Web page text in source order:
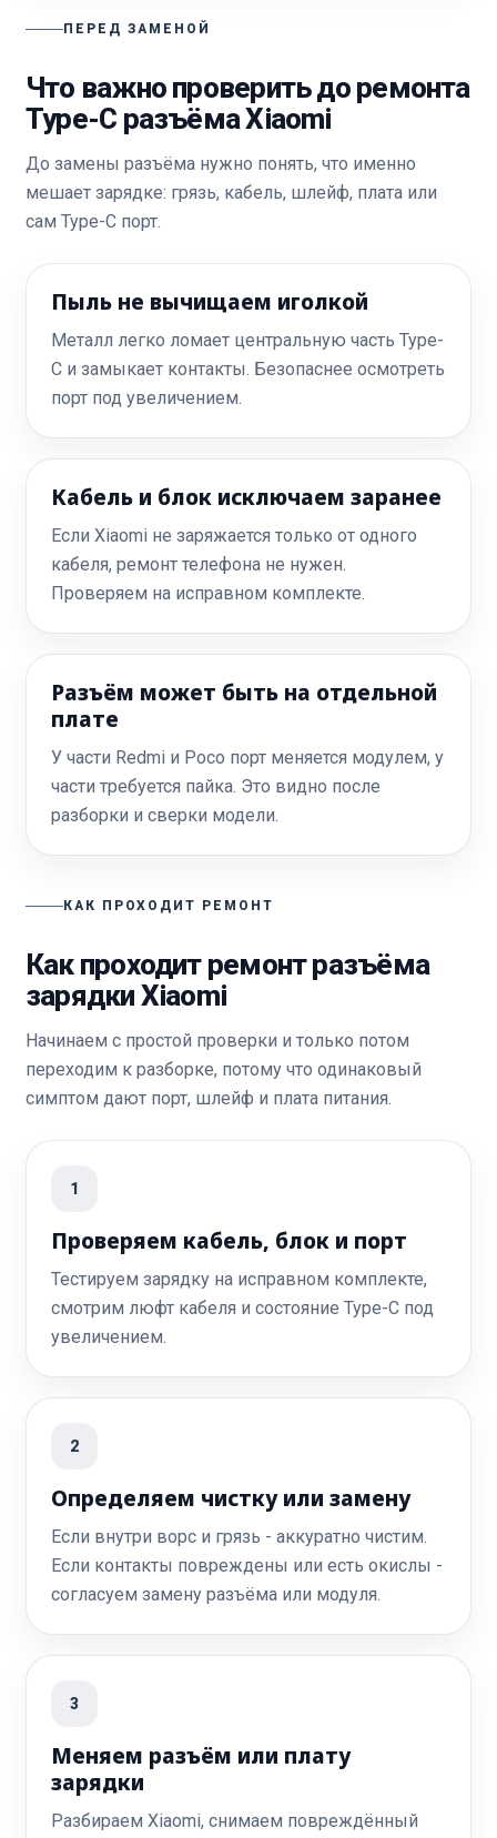
ПЕРЕД ЗАМЕНОЙ
Что важно проверить до ремонта
Type-C разъёма Xiaomi
До замены разъёма нужно понять, что именно
мешает зарядке: грязь, кабель, шлейф, плата или
сам Type-C порт.
Пыль не вычищаем иголкой
Металл легко ломает центральную часть Type-
C и замыкает контакты. Безопаснее осмотреть
порт под увеличением.
Кабель и блок исключаем заранее
Если Xiaomi не заряжается только от одного
кабеля, ремонт телефона не нужен.
Проверяем на исправном комплекте.
Разъём может быть на отдельной
плате
У части Redmi и Poco порт меняется модулем, у
части требуется пайка. Это видно после
разборки и сверки модели.
КАК ПРОХОДИТ РЕМОНТ
Как проходит ремонт разъёма
зарядки Xiaomi
Начинаем с простой проверки и только потом
переходим к разборке, потому что одинаковый
симптом дают порт, шлейф и плата питания.
1
Проверяем кабель, блок и порт
Тестируем зарядку на исправном комплекте,
смотрим люфт кабеля и состояние Type-C под
увеличением.
2
Определяем чистку или замену
Если внутри ворс и грязь - аккуратно чистим.
Если контакты повреждены или есть окислы -
согласуем замену разъёма или модуля.
3
Меняем разъём или плату
зарядки
Разбираем Xiaomi, снимаем повреждённый